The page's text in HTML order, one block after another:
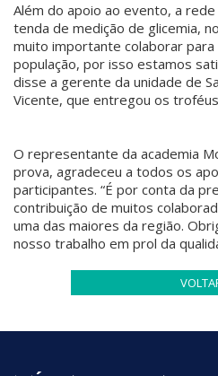
Além do apoio ao evento, a
tenda de medição de glicemia,
muito importante colaborar
população, por isso estamos
disse a gerente da unidade de
Vicente, que entregou os
O representante da academia
prova, agradeceu a todos os
participantes. “É por conta da
contribuição de muitos
uma das maiores da região.
nosso trabalho em prol da